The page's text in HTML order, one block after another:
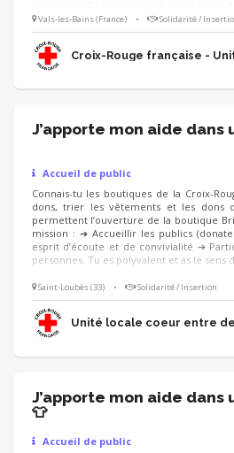
Vals-les-Bains (France) • Solidarité /
Croix-Rouge française -
J’apporte mon aide dans
Accueil de public
Connais-tu les boutiques de la Croix-
dons, trier les vêtements et les dons
permettent l’ouverture de la boutique
mission : ➔ Accueillir les publics
esprit d’écoute et de convivialité ➔
personnes. Tu es polyvalent et as le sens
Saint-Loubès (33) • Solidarité / Insertion
Unité locale coeur entre
J’apporte mon aide
👕
Accueil de public